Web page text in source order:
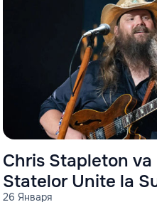
26 Января
Chris Stapleton
Statelor Unite la
2023